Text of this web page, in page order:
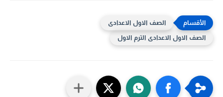
الصف الاول الاعدادى
الصف الاول الاعدادى الترم الاول